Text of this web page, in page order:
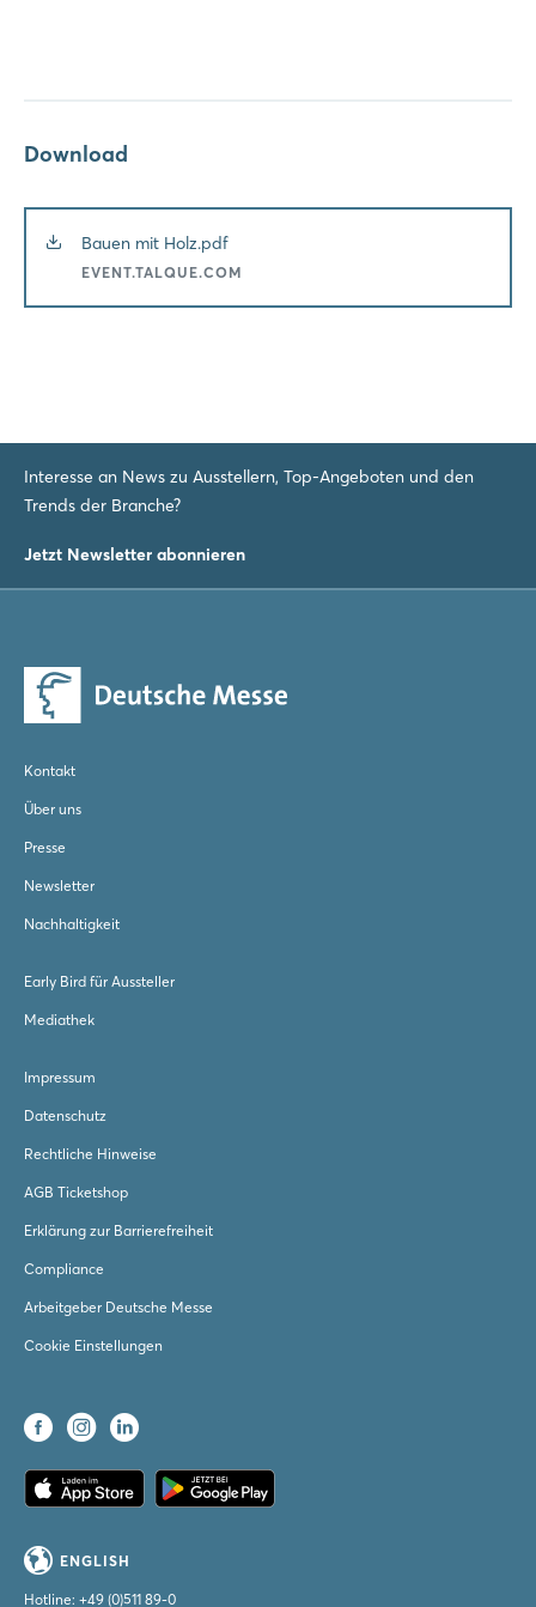
Download
Bauen mit Holz.pdf
EVENT.TALQUE.COM
Interesse an News zu Ausstellern, Top-Angeboten und den
Trends der Branche?
Jetzt Newsletter abonnieren
Kontakt
Über uns
Presse
Newsletter
Nachhaltigkeit
Early Bird für Aussteller
Mediathek
Impressum
Datenschutz
Rechtliche Hinweise
AGB Ticketshop
Erklärung zur Barrierefreiheit
Compliance
Arbeitgeber Deutsche Messe
Cookie Einstellungen
ENGLISH
Hotline: +49 (0)511 89-0